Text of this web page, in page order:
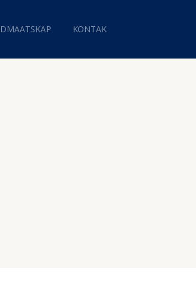
KONTAK